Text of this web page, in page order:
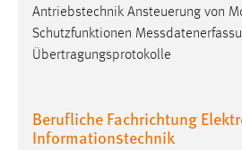
Antriebstechnik Ansteuerung von
Schutzfunktionen
Übertragungsprotokolle
Berufliche Fachrichtung
Informationstechnik
Zweck:
Zugriffsstatistik